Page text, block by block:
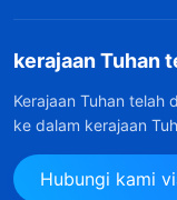
pekerjaannya;
menunggu
Jika para
dan pasif, serta
nyata, mereka
kerajaan Tuhan
Kerajaan Tuhan telah
ke dalam kerajaan
Hubungi kami